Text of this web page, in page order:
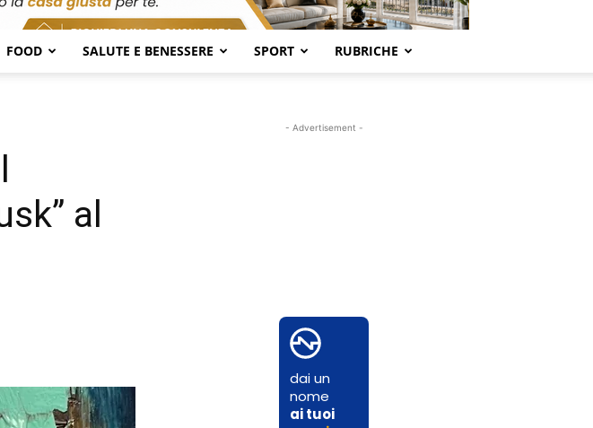
FOOD SALUTE E BENESSERE SPORT RUBRICHE
al
- Advertisement -